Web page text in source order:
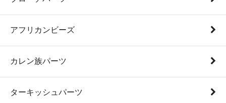
アフリカンビーズ
カレン族パーツ
ターキッシュパーツ